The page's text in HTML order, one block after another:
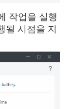
작업을 실행
될 시점을 지